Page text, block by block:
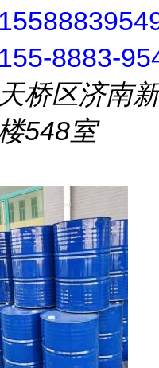
8883-
桥区济南
548室